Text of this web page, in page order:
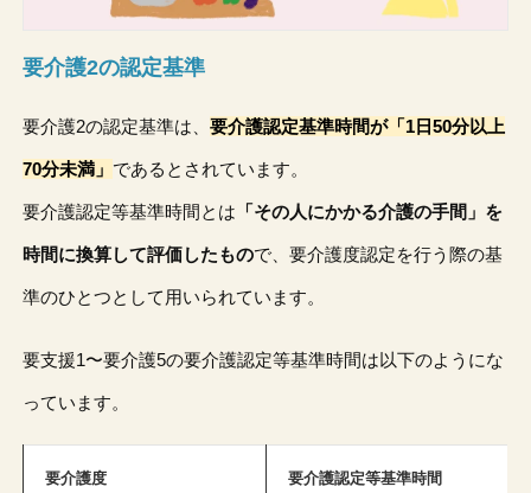
要介護2の認定基準
要介護2の認定基準は、要介護認定基準時間が「1日50分以上
70分未満」 であるとされています。
要介護認定等基準時間とは 「その人にかかる介護の手間」を
時間に換算して評価したもので、要介護度認定を行う際の基
準のひとつとして用いられています。
要支援1〜要介護5の要介護認定等基準時間は以下のようにな
っています。
要介護度 要介護認定等基準時間